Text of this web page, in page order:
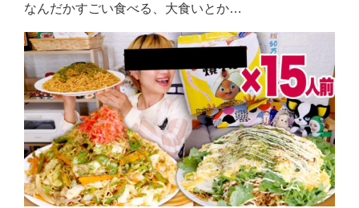
なんだかすごい食べる、大食いとか…